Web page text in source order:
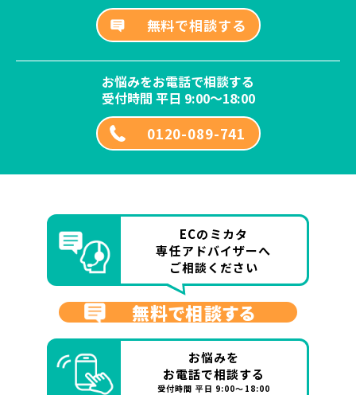
無料で相談する
お悩みをお電話で相談する
受付時間 平日 9:00～18:00
0120-089-741
ECのミカタ
専任アドバイザーへ
ご相談ください
無料で相談する
お悩みを
お電話で相談する
受付時間 平日 9:00～18:00